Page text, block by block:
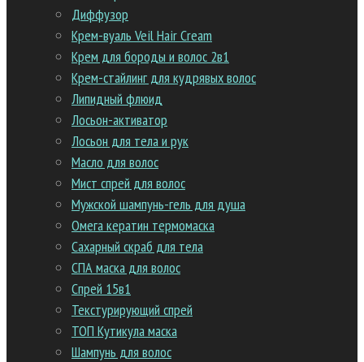
Диффузор
Крем-вуаль Veil Hair Cream
Крем для бороды и волос 2в1
Крем-стайлинг для кудрявых волос
Липидный флюид
Лосьон-активатор
Лосьон для тела и рук
Масло для волос
Мист спрей для волос
Мужской шампунь-гель для душа
Омега кератин термомаска
Сахарный скраб для тела
СПА маска для волос
Спрей 15в1
Текстурирующий спрей
ТОП Кутикула маска
Шампунь для волос